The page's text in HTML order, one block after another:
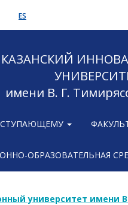
ES
КАЗАНСКИЙ
имени В. Г.
ОБРАЗОВАТЕЛЬНАЯ
университет имени